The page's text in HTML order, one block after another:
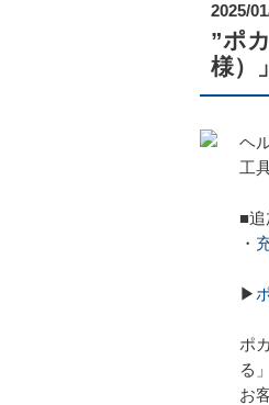
2025/
”ポ
様）
ヘ
工
■
・
▶
ポ
る
お